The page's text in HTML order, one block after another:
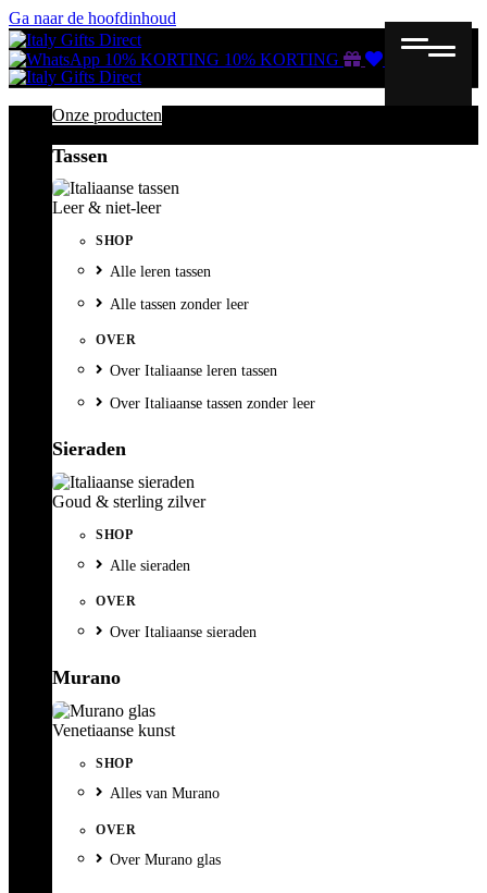
Ga naar de hoofdinhoud
10% KORTING 10% KORTING Gutscheine
Wunschliste
Warenkorb
Onze producten
Tassen
Leer & niet-leer
SHOP
Alle leren tassen
Alle tassen zonder leer
OVER
Over Italiaanse leren tassen
Over Italiaanse tassen zonder leer
Sieraden
Goud & sterling zilver
SHOP
Alle sieraden
OVER
Over Italiaanse sieraden
Murano
Venetiaanse kunst
SHOP
Alles van Murano
OVER
Over Murano glas